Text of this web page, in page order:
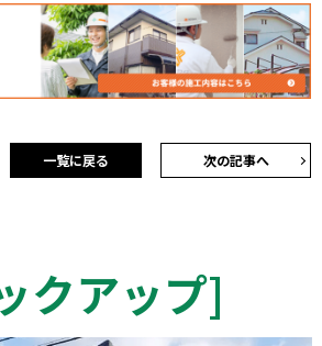
次の記事へ
一覧に戻る
クアップ]